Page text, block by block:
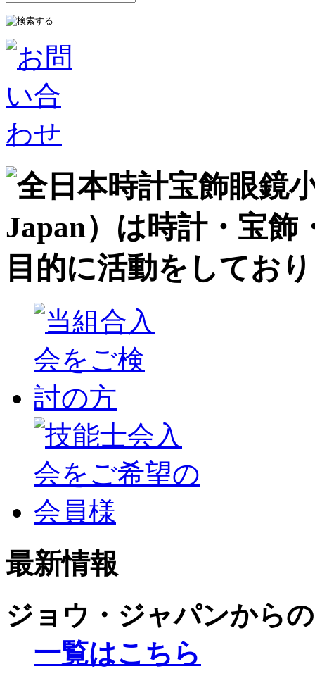
最新情報
ジョウ・ジャパンから
一覧はこちら